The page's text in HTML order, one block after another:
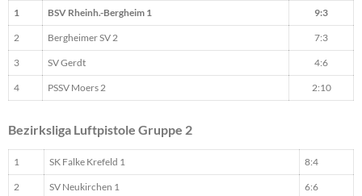
1 BSV Rheinh.-Bergheim 1 9:3
2 Bergheimer SV 2 7:3
3 SV Gerdt 4:6
4 PSSV Moers 2 2:10
Bezirksliga Luftpistole Gruppe 2
1 SK Falke Krefeld 1 8:4
2 SV Neukirchen 1 6:6